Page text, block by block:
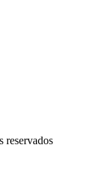
reservados